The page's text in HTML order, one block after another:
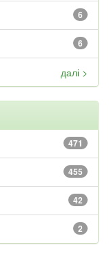
6
6
далі >
471
455
42
2